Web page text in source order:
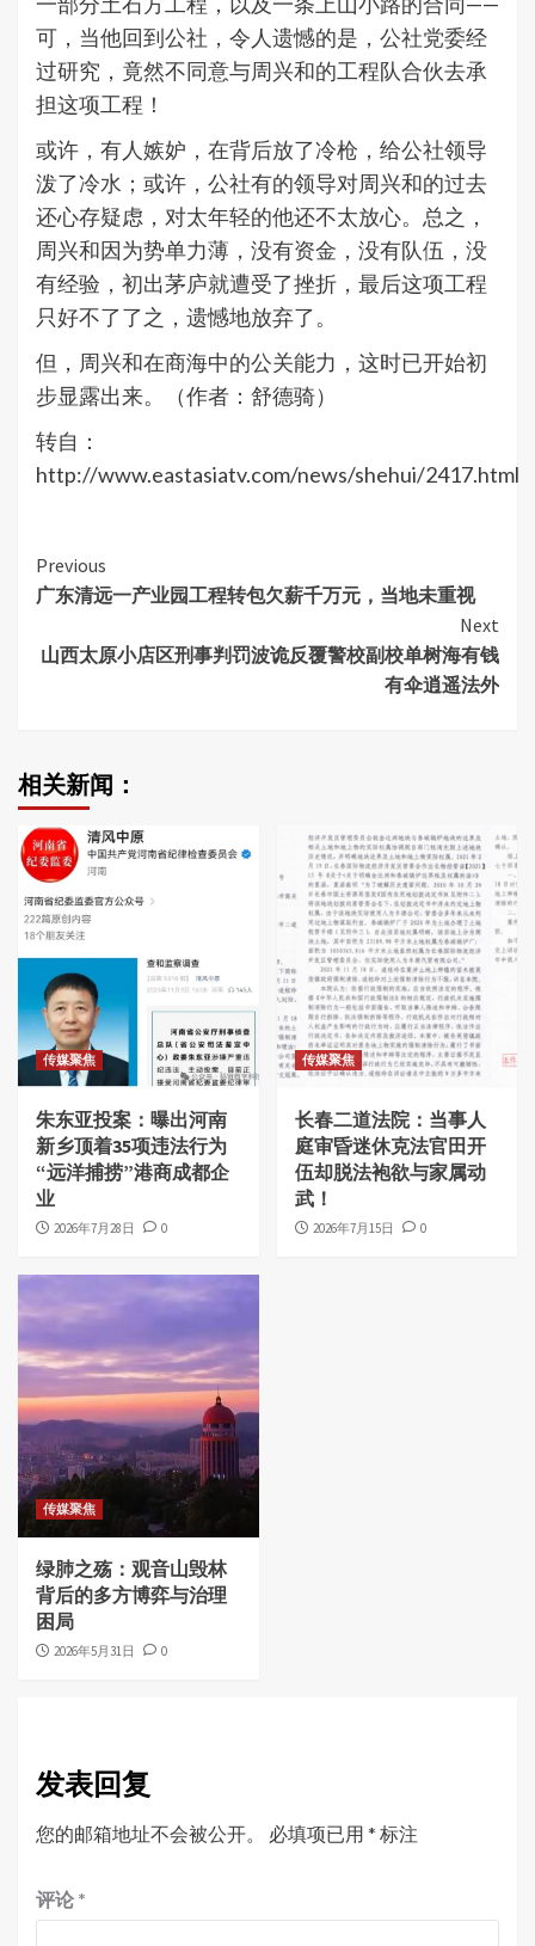
可，当他回到公社，令人遗憾的是，公社党委经
过研究，竟然不同意与周兴和的工程队合伙去承
担这项工程！
或许，有人嫉妒，在背后放了冷枪，给公社领导
泼了冷水；或许，公社有的领导对周兴和的过去
还心存疑虑，对太年轻的他还不太放心。总之，
周兴和因为势单力薄，没有资金，没有队伍，没
有经验，初出茅庐就遭受了挫折，最后这项工程
只好不了了之，遗憾地放弃了。
但，周兴和在商海中的公关能力，这时已开始初
步显露出来。（作者：舒德骑）
转自：
http://www.eastasiatv.com/news/shehui/2417.html
Continue
Reading
Previous
广东清远一产业园工程转包欠薪千万元，当地未重视
Next
山西太原小店区刑事判罚波诡反覆警校副校单树海有钱
有伞逍遥法外
相关新闻：
传媒聚焦
朱东亚投案：曝出河南
新乡顶着35项违法行为
“远洋捕捞”港商成都企
业
2026年7月28日 0
传媒聚焦
长春二道法院：当事人
庭审昏迷休克法官田开
伍却脱法袍欲与家属动
武！
2026年7月15日 0
传媒聚焦
绿肺之殇：观音山毁林
背后的多方博弈与治理
困局
2026年5月31日 0
发表回复
您的邮箱地址不会被公开。 必填项已用 * 标注
评论 *